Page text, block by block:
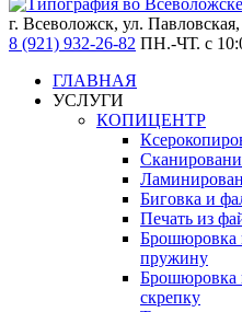
г. Всеволожск, ул.
8 (921) 932-26-82 ПН.-ЧТ. с
ГЛАВНАЯ
УСЛУГИ
КОПИЦЕНТР
Биговка и
Печать из
Брошюровка
пружину
Брошюровка
скрепку